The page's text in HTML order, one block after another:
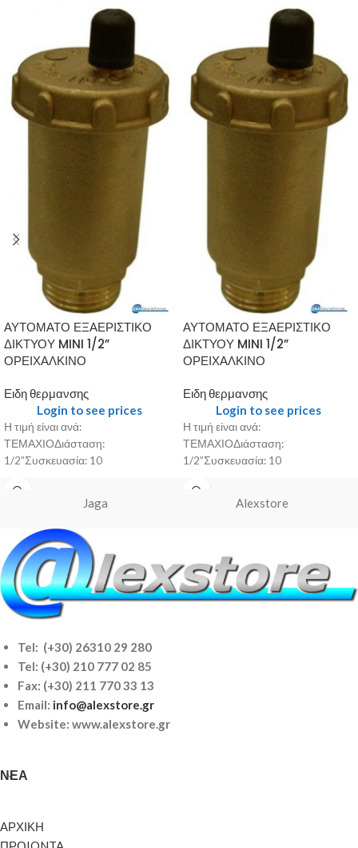
ΑΥΤΟΜΑΤΟ ΕΞΑΕΡΙΣΤΙΚΟ
ΔΙΚΤΥΟΥ MINI 1/2”
ΟΡΕΙΧΑΛΚΙΝΟ
Ειδη θερμανσης
Login to see prices
Η τιμή είναι ανά:
ΤΕΜΑΧΙΟΔιάσταση:
1/2”Συσκευασία: 10
ΑΥΤΟΜΑΤΟ ΕΞΑΕΡΙΣΤΙΚΟ
ΔΙΚΤΥΟΥ MINI 1/2”
ΟΡΕΙΧΑΛΚΙΝΟ
Ειδη θερμανσης
Login to see prices
Η τιμή είναι ανά:
ΤΕΜΑΧΙΟΔιάσταση:
1/2”Συσκευασία: 10
Jaga Alexstore
Tel: (+30) 26310 29 280
Tel: (+30) 210 777 02 85
Fax: (+30) 211 770 33 13
Email: info@alexstore.gr
Website: www.alexstore.gr
ΝΈΑ
ΑΡΧΙΚΗ